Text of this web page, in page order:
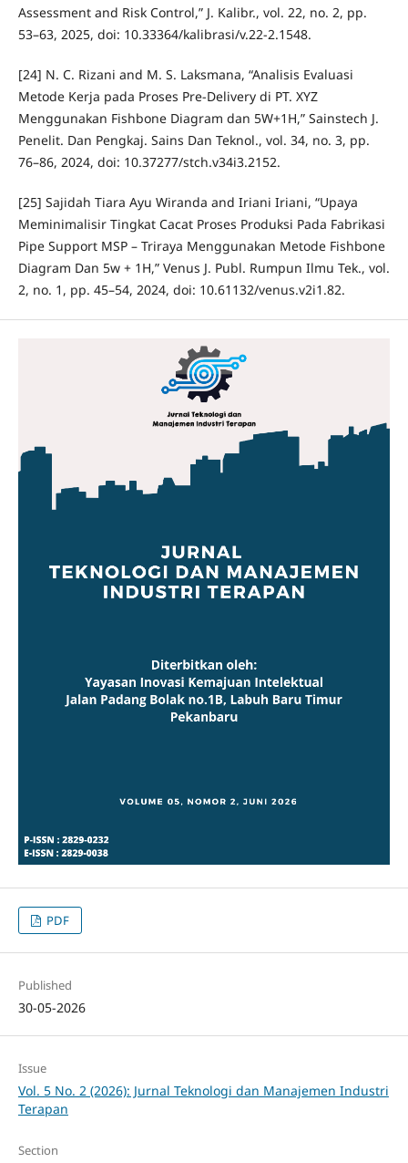
Assessment and Risk Control,” J. Kalibr., vol. 22, no. 2, pp.
53–63, 2025, doi: 10.33364/kalibrasi/v.22-2.1548.
[24] N. C. Rizani and M. S. Laksmana, “Analisis Evaluasi
Metode Kerja pada Proses Pre-Delivery di PT. XYZ
Menggunakan Fishbone Diagram dan 5W+1H,” Sainstech J.
Penelit. Dan Pengkaj. Sains Dan Teknol., vol. 34, no. 3, pp.
76–86, 2024, doi: 10.37277/stch.v34i3.2152.
[25] Sajidah Tiara Ayu Wiranda and Iriani Iriani, “Upaya
Meminimalisir Tingkat Cacat Proses Produksi Pada Fabrikasi
Pipe Support MSP – Triraya Menggunakan Metode Fishbone
Diagram Dan 5w + 1H,” Venus J. Publ. Rumpun Ilmu Tek., vol.
2, no. 1, pp. 45–54, 2024, doi: 10.61132/venus.v2i1.82.
PDF
Published
30-05-2026
Issue
Vol. 5 No. 2 (2026): Jurnal Teknologi dan Manajemen Industri
Terapan
Section